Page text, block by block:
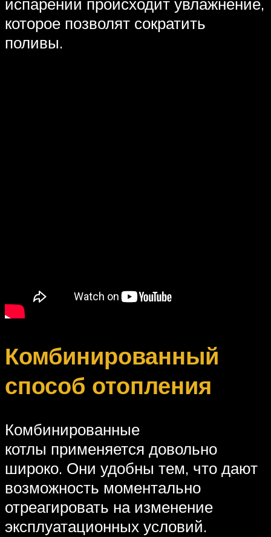
которое позволят сократить
поливы.
Комбинированный
способ отопления
Комбинированные
котлы применяется довольно
широко. Они удобны тем, что дают
возможность моментально
отреагировать на изменение
эксплуатационных условий.